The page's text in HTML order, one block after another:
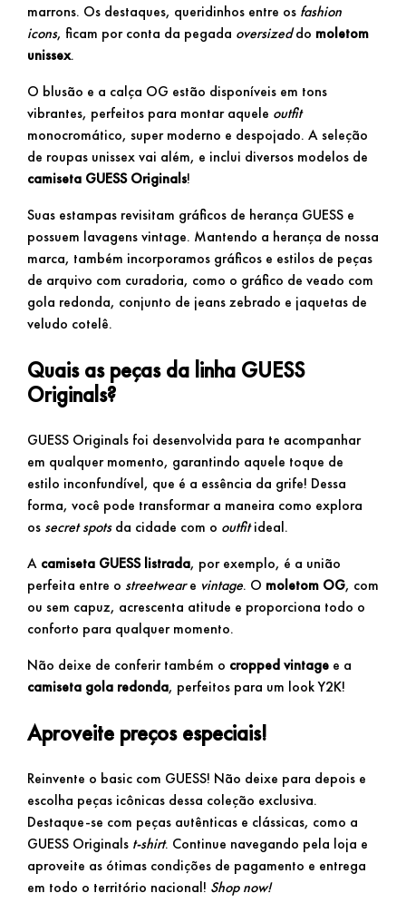
marrons. Os destaques, queridinhos entre os fashion
icons, ficam por conta da pegada oversizeddo moletom
unissex.
O blusão e a calça OG estão disponíveis em tons
vibrantes, perfeitos para montar aquele outfit
monocromático, super moderno e despojado. A seleção
de roupas unissex vai além, e inclui diversos modelos de
camiseta GUESS Originals!
Suas estampas revisitam gráficos de herança GUESS e
possuem lavagens vintage. Mantendo a herança de nossa
marca, também incorporamos gráficos e estilos de peças
de arquivo com curadoria, como o gráfico de veado com
gola redonda, conjunto de jeans zebrado e jaquetas de
veludo cotelê.
Quais as peças da linha GUESS
Originals?
GUESS Originals foi desenvolvida para te acompanhar
em qualquer momento, garantindo aquele toque de
estilo inconfundível, que é a essência da grife! Dessa
forma, você pode transformar a maneira como explora
os secret spotsda cidade com o outfitideal.
A camiseta GUESS listrada, por exemplo, é a união
perfeita entre o streetweare vintage. O moletom OG, com
ou sem capuz, acrescenta atitude e proporciona todo o
conforto para qualquer momento.
Não deixe de conferir também o cropped vintage e a
camiseta gola redonda, perfeitos para um look Y2K!
Aproveite preços especiais!
Reinvente o basic com GUESS! Não deixe para depois e
escolha peças icônicas dessa coleção exclusiva.
Destaque-se com peças autênticas e clássicas, como a
GUESS Originals t-shirt. Continue navegando pela loja e
aproveite as ótimas condições de pagamento e entrega
em todo o território nacional! Shop now!